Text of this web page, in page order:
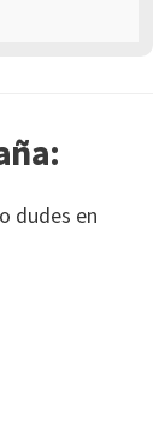
dudes en